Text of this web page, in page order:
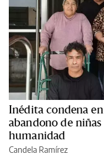
Inédita condena
abandono de
humanidad
Candela Ramírez